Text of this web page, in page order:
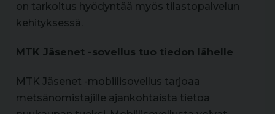
on tarkoitus hyödyntää myös tilastopalvelun
kehityksessä.
MTK Jäsenet -sovellus tuo tiedon lähelle
MTK Jäsenet -mobiilisovellus tarjoaa
metsänomistajille ajankohtaista tietoa